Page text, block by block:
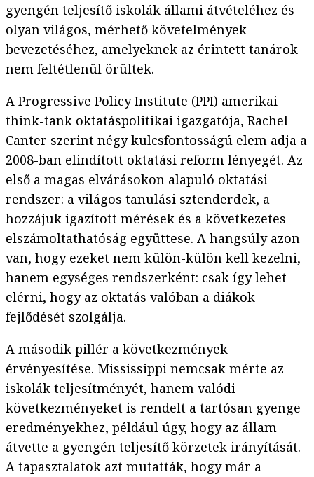
gyengén teljesítő iskolák állami átvételéhez és
olyan világos, mérhető követelmények
bevezetéséhez, amelyeknek az érintett tanárok
nem feltétlenül örültek.
A Progressive Policy Institute (PPI) amerikai
think-tank oktatáspolitikai igazgatója, Rachel
Canter szerint négy kulcsfontosságú elem adja a
2008-ban elindított oktatási reform lényegét. Az
első a magas elvárásokon alapuló oktatási
rendszer: a világos tanulási sztenderdek, a
hozzájuk igazított mérések és a következetes
elszámoltathatóság együttese. A hangsúly azon
van, hogy ezeket nem külön-külön kell kezelni,
hanem egységes rendszerként: csak így lehet
elérni, hogy az oktatás valóban a diákok
fejlődését szolgálja.
A második pillér a következmények
érvényesítése. Mississippi nemcsak mérte az
iskolák teljesítményét, hanem valódi
következményeket is rendelt a tartósan gyenge
eredményekhez, például úgy, hogy az állam
átvette a gyengén teljesítő körzetek irányítását.
A tapasztalatok azt mutatták, hogy már a